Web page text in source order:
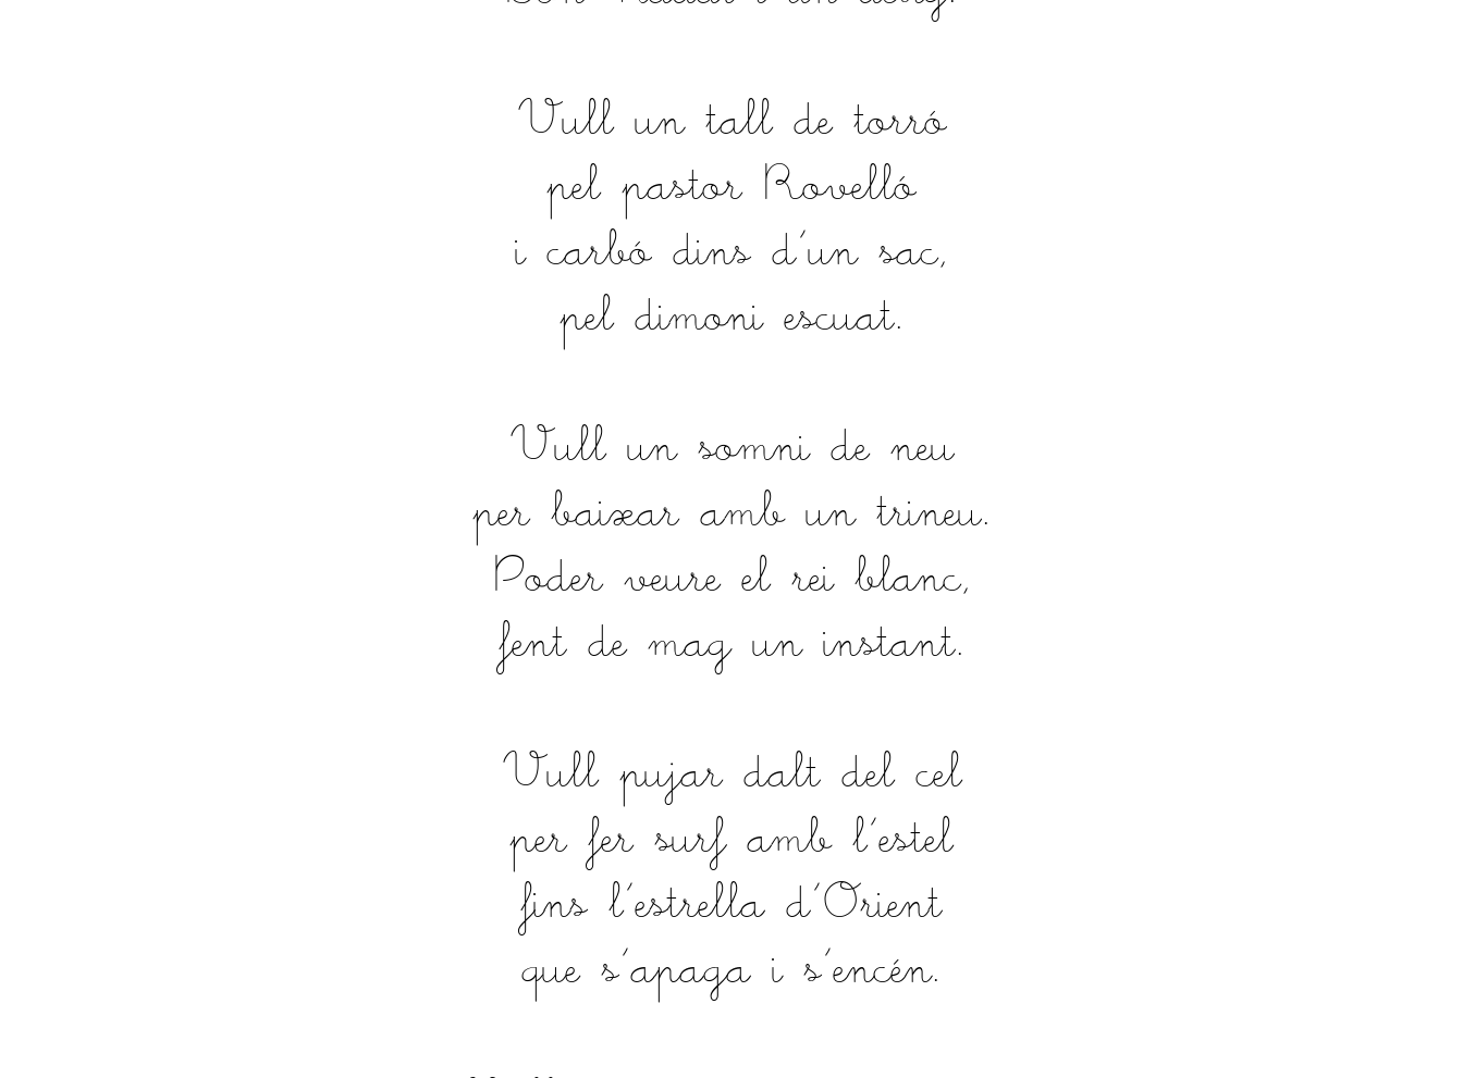
Vull un tall de torró
pel pastor Rovelló
i carbó dins d'un sac,
pel dimoni escuat.
Vull un somni de neu
per baixar amb un trineu.
Poder veure el rei blanc,
fent de mag un instant.
Vull pujar dalt del cel
per fer surf amb l'estel
fins l'estrella d'Orient
que s'apaga i s'encén.